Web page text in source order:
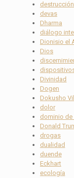
devas
Dharma
diálogo
Dionisio el
Dios
Divinidad
Dogen
Dokusho
dolor
dominio de
Donald
drogas
dualidad
duende
Eckhart
ecología